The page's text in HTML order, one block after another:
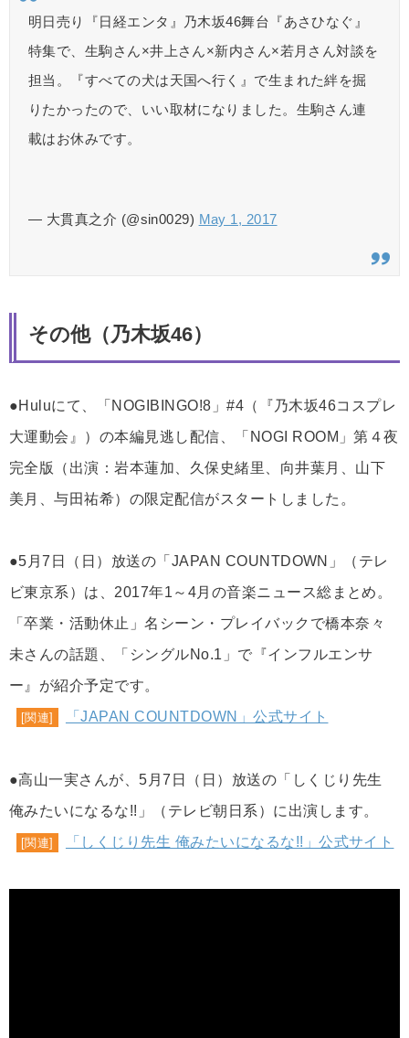
明日売り『日経エンタ』乃木坂46舞台『あさひなぐ』
特集で、生駒さん×井上さん×新内さん×若月さん対談を
担当。『すべての犬は天国へ行く』で生まれた絆を掘
りたかったので、いい取材になりました。生駒さん連
載はお休みです。
— 大貫真之介 (@sin0029) May 1, 2017
その他（乃木坂46）
●Huluにて、「NOGIBINGO!8」#4（『乃木坂46コスプレ
大運動会』）の本編見逃し配信、「NOGI ROOM」第４夜
完全版（出演：岩本蓮加、久保史緒里、向井葉月、山下
美月、与田祐希）の限定配信がスタートしました。
●5月7日（日）放送の「JAPAN COUNTDOWN」（テレ
ビ東京系）は、2017年1～4月の音楽ニュース総まとめ。
「卒業・活動休止」名シーン・プレイバックで橋本奈々
未さんの話題、「シングルNo.1」で『インフルエンサ
ー』が紹介予定です。
[関連] 「JAPAN COUNTDOWN」公式サイト
●高山一実さんが、5月7日（日）放送の「しくじり先生
俺みたいになるな!!」（テレビ朝日系）に出演します。
[関連] 「しくじり先生 俺みたいになるな!!」公式サイト